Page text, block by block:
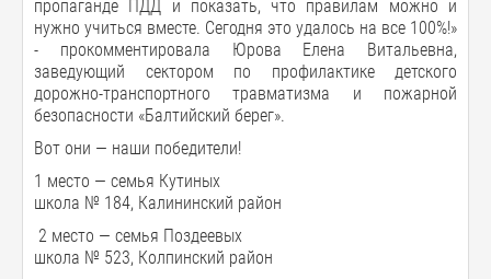
пропаганде ПДД и показать, что правилам можно и
нужно учиться вместе. Сегодня это удалось на все 100%!»
- прокомментировала Юрова Елена Витальевна,
заведующий сектором по профилактике детского
дорожно-транспортного травматизма и пожарной
безопасности «Балтийский берег».
Вот они — наши победители!
1 место — семья Кутиных
школа № 184, Калининский район
2 место — семья Поздеевых
школа № 523, Колпинский район